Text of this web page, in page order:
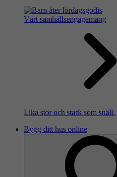
Vårt samhällsengagemang
Lika stor och stark som snäll.
Bygg ditt hus online